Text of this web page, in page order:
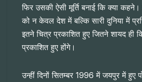
फिर उसकी ऐसी मूर्ति बनाई कि क्या
को न केवल देश में बल्कि सारी दुनिया में
इतने चित्र प्रकाशित हुए जितने शायद ही
प्रकाशित हुए होंगे।
उन्हीं दिनों सितम्बर 1996 में जयपुर में हुए